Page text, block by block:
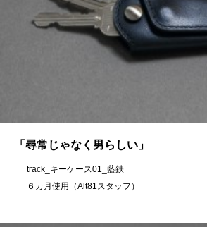
「尋常じゃなく男らしい」
track_キーケース01_藍鉄
６カ月使用（Alt81スタッフ）